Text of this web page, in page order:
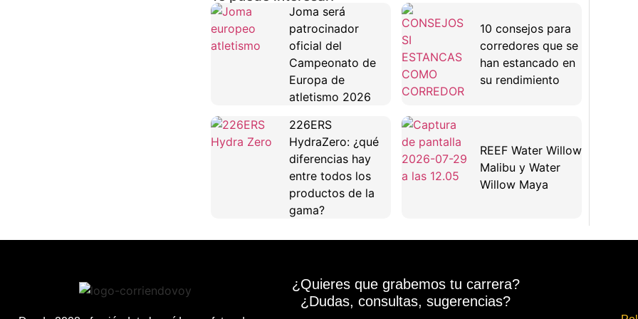
Joma será
patrocinador
oficial del
Campeonato de
Europa de
atletismo 2026
10 consejos para
corredores que se
han estancado en
su rendimiento
226ERS
HydraZero: ¿qué
diferencias hay
entre todos los
productos de la
gama?
REEF Water Willow
Malibu y Water
Willow Maya
¿Quieres que grabemos tu carrera?
¿Dudas, consultas, sugerencias?